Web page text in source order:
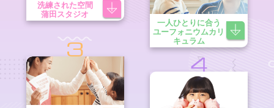
洗練された空間
蒲田スタジオ
一人ひとりに合う
ユーフォニウムカリ
キュラム
3
4